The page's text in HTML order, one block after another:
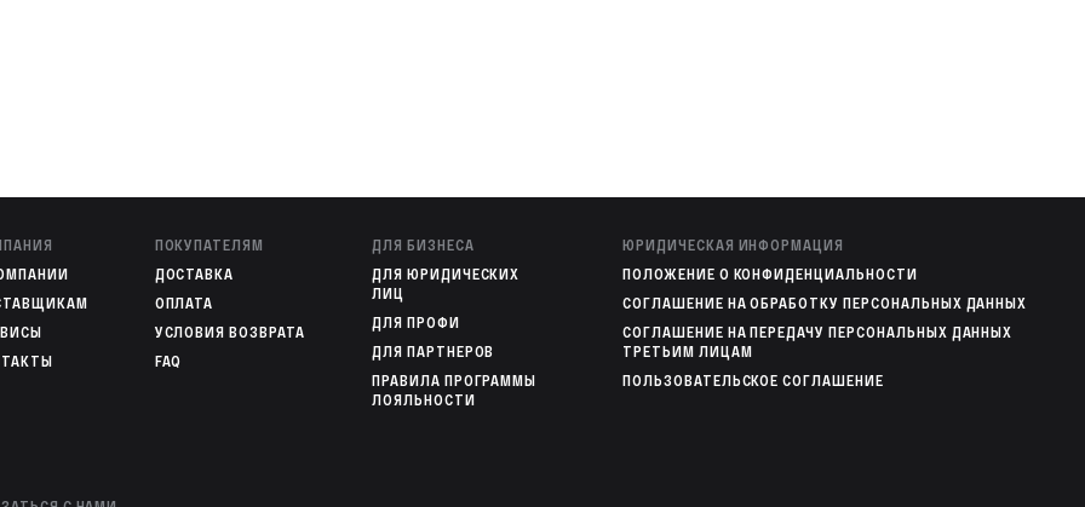
ПОКУПАТЕЛЯМ
ДОСТАВКА
ОПЛАТА
УСЛОВИЯ ВОЗВРАТА
FAQ
ДЛЯ БИЗНЕСА
ДЛЯ ЮРИДИЧЕСКИХ
ЛИЦ
ДЛЯ ПРОФИ
ДЛЯ ПАРТНЕРОВ
ПРАВИЛА ПРОГРАММЫ
ЛОЯЛЬНОСТИ
ЮРИДИЧЕСКАЯ ИНФОРМАЦИЯ
ПОЛОЖЕНИЕ О КОНФИДЕНЦИАЛЬНОСТИ
СОГЛАШЕНИЕ НА ОБРАБОТКУ ПЕРСОНАЛЬНЫХ ДАННЫХ
СОГЛАШЕНИЕ НА ПЕРЕДАЧУ ПЕРСОНАЛЬНЫХ ДАННЫХ
ТРЕТЬИМ ЛИЦАМ
ПОЛЬЗОВАТЕЛЬСКОЕ СОГЛАШЕНИЕ